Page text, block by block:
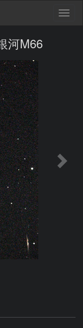
河M66